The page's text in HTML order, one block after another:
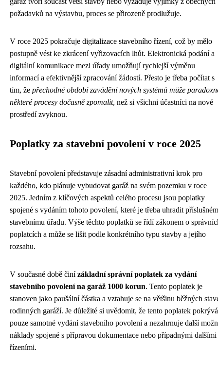
požadavků na výstavbu, proces se přirozeně prodlužuje.
V roce 2025 pokračuje digitalizace stavebního řízení, což by mělo
postupně vést ke zkrácení vyřizovacích lhůt. Elektronická podání a
digitální komunikace mezi úřady umožňují rychlejší výměnu
informací a efektivnější zpracování žádostí. Přesto je třeba počítat s
tím, že přechodné období zavádění nových systémů může
některé procesy dočasně zpomalit, než si všichni účastníci na nové
prostředí zvyknou.
Poplatky za stavební povolení v roce 2025
Stavební povolení představuje zásadní administrativní krok pro
každého, kdo plánuje vybudovat garáž na svém pozemku v roce
2025. Jedním z klíčových aspektů celého procesu jsou poplatky
spojené s vydáním tohoto povolení, které je třeba uhradit
stavebnímu úřadu. Výše těchto poplatků se řídí zákonem o
poplatcích a může se lišit podle konkrétního typu stavby a jejího
rozsahu.
V současné době činízákladní správní poplatek za vydání
stavebního povolení na garáž 1000 korun. Tento poplatek je
stanoven jako paušální částka a vztahuje se na většinu běžných
rodinných garáží. Je důležité si uvědomit, že tento poplatek pokrývá
pouze samotné vydání stavebního povolení a nezahrnuje další
náklady spojené s přípravou dokumentace nebo případnými dalšími
řízeními.